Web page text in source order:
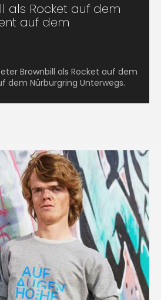
als Rocket auf dem
auf dem
Brownbill als Rocket auf dem
dem Nürburgring Unterwegs.